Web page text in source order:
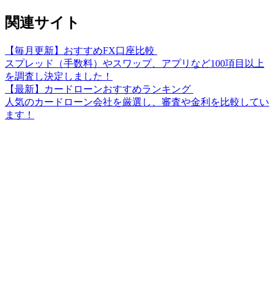
関連サイト
【毎月更新】おすすめFX口座比較
スプレッド（手数料）やスワップ、アプリなど100項目以上
を調査し決定しました！
【最新】カードローンおすすめランキング
人気のカードローン会社を厳選し、審査や金利を比較してい
ます！